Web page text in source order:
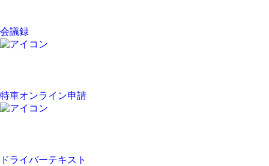
会議録
特車オンライン申請
ドライバーテキスト